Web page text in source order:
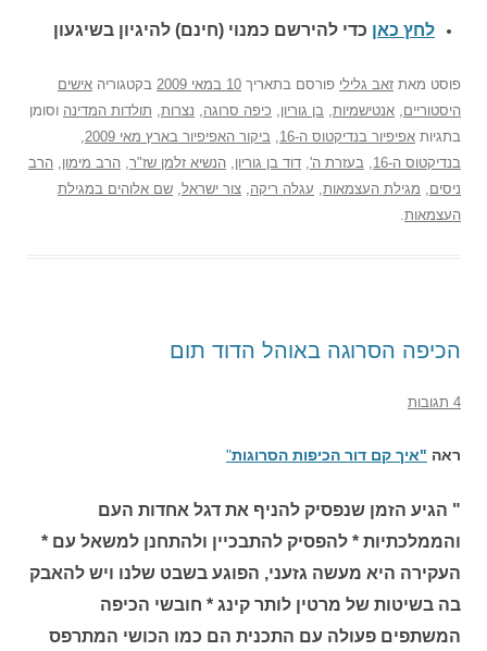
לחץ כאן כדי להירשם כמנוי (חינם) להיגיון בשיגעון
פוסט מאת זאב גלילי פורסם בתאריך 10 במאי 2009 בקטגוריה אישים
היסטוריים, אנטישמיות, בן גוריון, כיפה סרוגה, נצרות, תולדות המדינה וסומן
בתגיות אפיפיור בנדיקטוס ה-16 , ביקור האפיפיור בארץ מאי 2009
,
בנדיקטוס ה-16
, בעזרת ה', דוד בן גוריון, הנשיא זלמן שז"ר, הרב מימון, הרב
ניסים, מגילת העצמאות, עגלה ריקה, צור ישראל, שם אלוהים במגילת
העצמאות.
הכיפה הסרוגה באוהל הדוד תום
4 תגובות
ראה "איך קם דור הכיפות הסרוגות"
" הגיע הזמן שנפסיק להניף את דגל אחדות העם
והממלכתיות * להפסיק להתבכיין ולהתחנן למשאל עם *
העקירה היא מעשה גזעני, הפוגע בשבט שלנו ויש להאבק
בה בשיטות של מרטין לותר קינג * חובשי הכיפה
המשתפים פעולה עם התכנית הם כמו הכושי המתרפס